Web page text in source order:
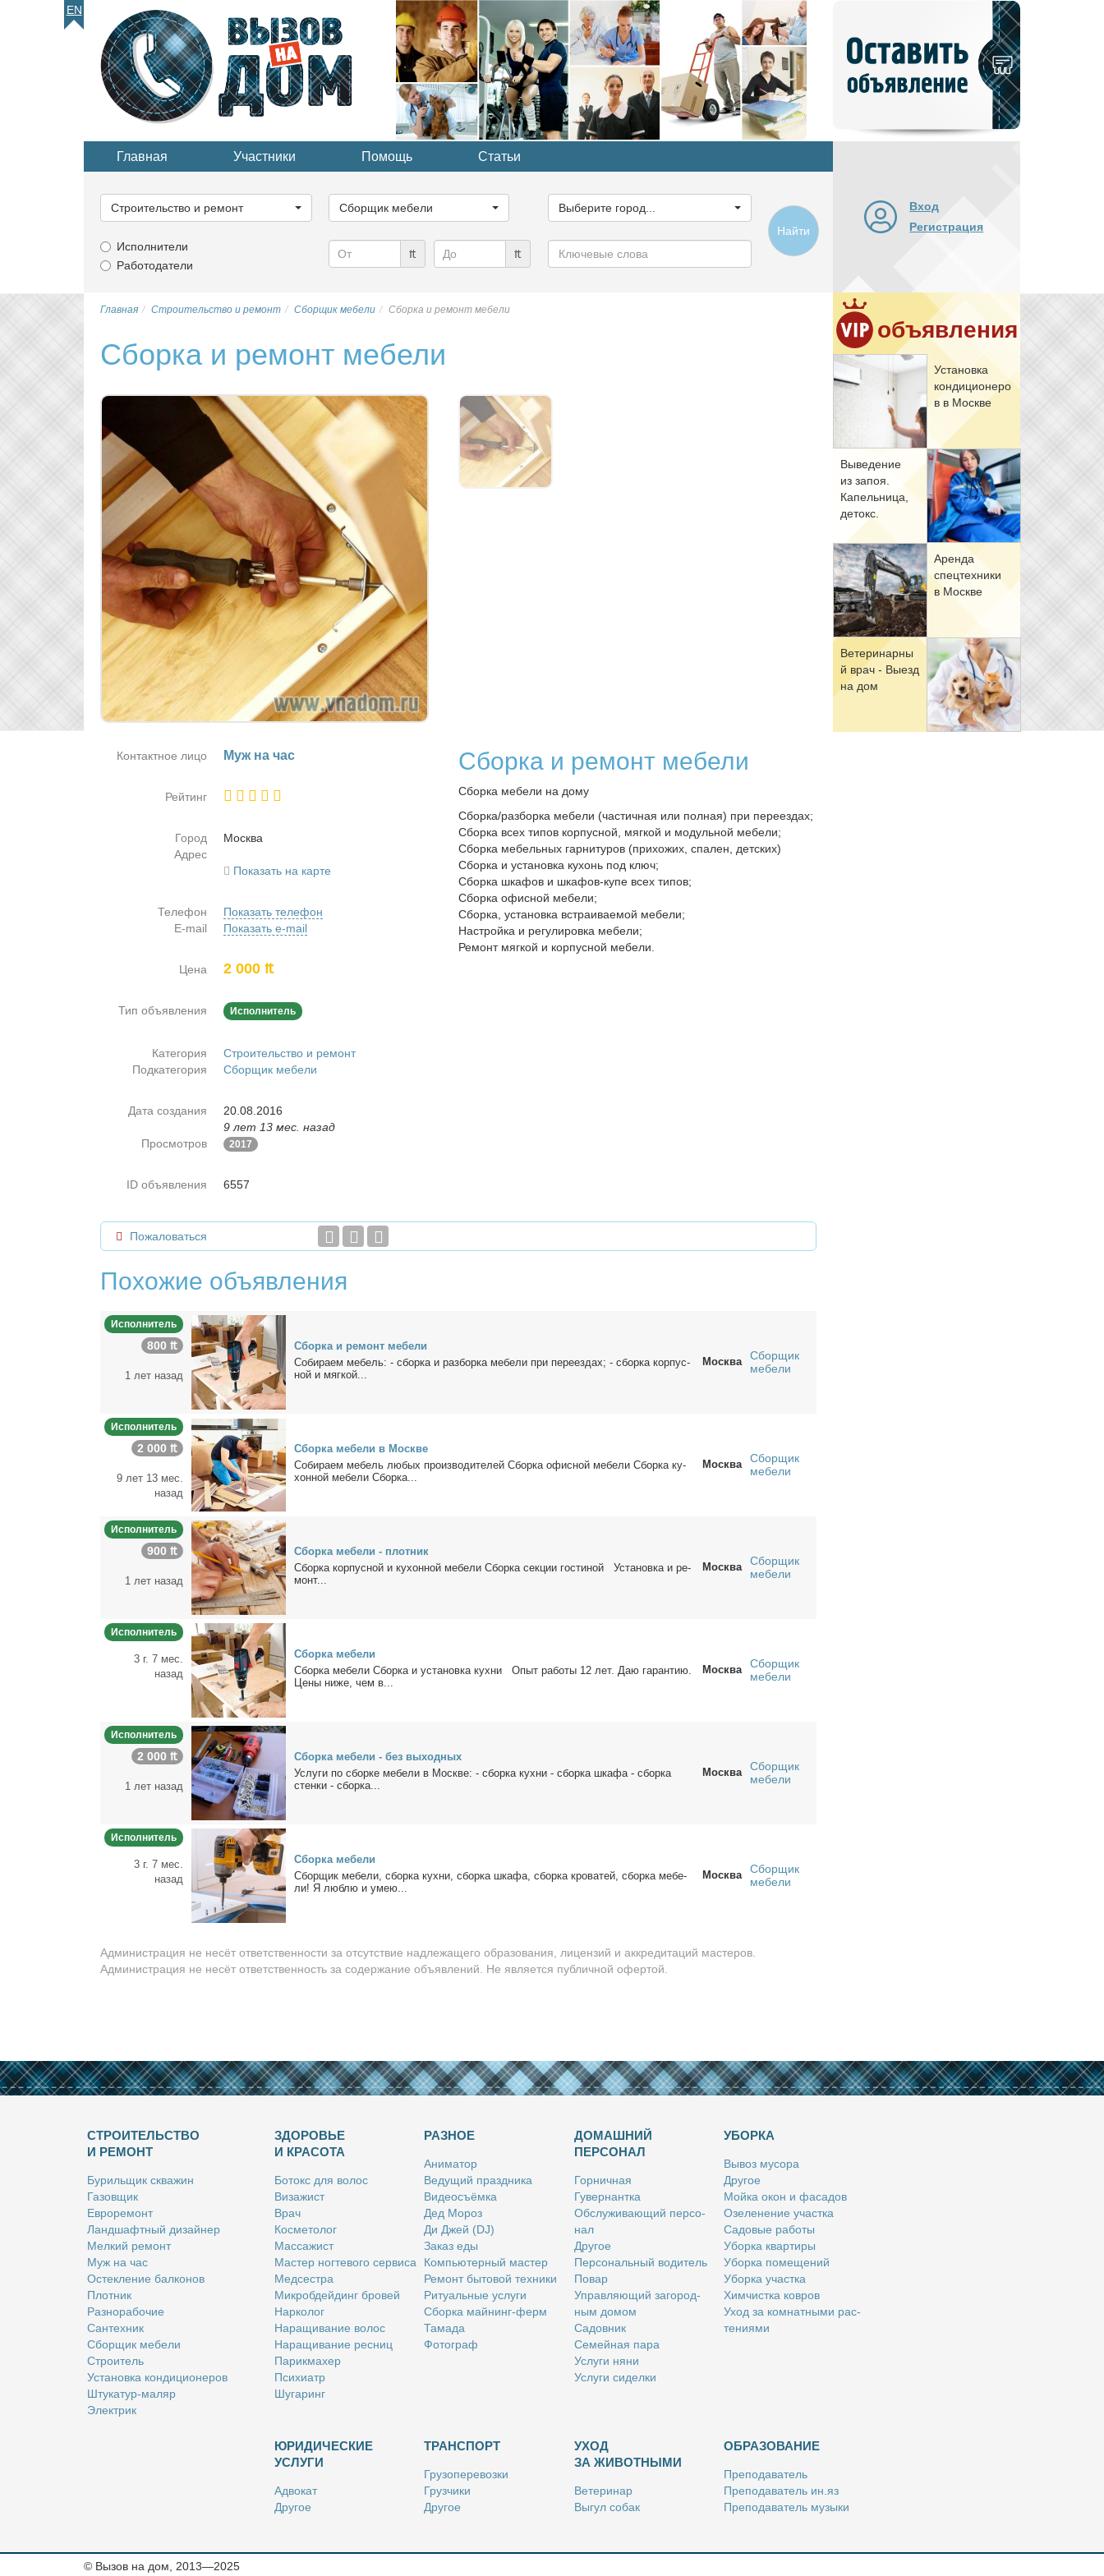
EN
объявление
Главная Участники Помощь Статьи
категорию...
Строительство и ремонт
категорию...
Сборщик мебели
город...
Выберите город...
Исполнители
Работодатели
₶ ₶
Ключевые
слова
Найти
Вход
Регистрация
объявления
Уста­нов­ка
кон­ди­ци­о­не­ро
в в Москве
Вы­ве­де­ние
из за­поя.
Ка­пель­ни­ца,
де­токс.
Арен­да
спец­тех­ни­ки
в Москве
Ве­те­ри­нар­ны
й врач - Вы­езд
на дом
Главная Строительство и ремонт Сборщик мебели Сборка и ремонт мебели
Сборка и ремонт мебели
Сборка и ремонт мебели
Сборка мебели на дому
Сборка/разборка мебели (частичная или полная) при переездах;
Сборка всех типов корпусной, мягкой и модульной мебели;
Сборка мебельных гарнитуров (прихожих, спален, детских)
Сборка и установка кухонь под ключ;
Сборка шкафов и шкафов-купе всех типов;
Сборка офисной мебели;
Сборка, установка встраиваемой мебели;
Настройка и регулировка мебели;
Ремонт мягкой и корпусной мебели.
Контактное лицо Муж на час
Рейтинг
Город
Москва
Адрес
Показать на карте
Телефон
Показать телефон
E-mail
Показать e-mail
Цена 2 000 ₶
Тип объявления Исполнитель
Категория
Строительство и ремонт
Подкатегория
Сборщик мебели
Дата создания
20.08.2016
9 лет 13 мес. назад
Просмотров
2017
ID объявления 6557
Пожаловаться
Похожие объявления
Исполнитель
800 ₶
1 лет назад
Сбор­ка и ре­монт ме­бе­ли
Со­би­ра­ем ме­бель: - сбор­ка и раз­бор­ка ме­бе­ли при пе­ре­ез­дах; - сбор­ка кор­пус­
ной и мяг­кой...
Москва
Сборщик
мебели
Исполнитель
2 000 ₶
9 лет 13 мес.
назад
Сбор­ка ме­бе­ли в Москве
Со­би­ра­ем ме­бель лю­бых про­из­во­ди­те­лей Сбор­ка офис­ной ме­бе­ли Сбор­ка ку­
хон­ной ме­бе­ли Сбор­ка...
Москва
Сборщик
мебели
Исполнитель
900 ₶
1 лет назад
Сбор­ка ме­бе­ли - плот­ник
Сбор­ка кор­пус­ной и ку­хон­ной ме­бе­ли Сбор­ка сек­ции го­сти­ной Уста­нов­ка и ре­
монт...
Москва
Сборщик
мебели
Исполнитель
3 г. 7 мес.
назад
Сбор­ка ме­бе­ли
Сбор­ка ме­бе­ли Сбор­ка и уста­нов­ка кух­ни Опыт ра­бо­ты 12 лет. Даю га­ран­тию.
Це­ны ни­же, чем в...
Москва
Сборщик
мебели
Исполнитель
2 000 ₶
1 лет назад
Сбор­ка ме­бе­ли - без вы­ход­ных
Услу­ги по сбор­ке ме­бе­ли в Москве: - сбор­ка кух­ни - сбор­ка шка­фа - сбор­ка
стен­ки - сбор­ка...
Москва
Сборщик
мебели
Исполнитель
3 г. 7 мес.
назад
Сбор­ка ме­бе­ли
Сбор­щик ме­бе­ли, сбор­ка кух­ни, сбор­ка шка­фа, сбор­ка кро­ва­тей, сбор­ка ме­бе­
ли! Я люб­лю и умею...
Москва
Сборщик
мебели
Администрация не несёт ответственности за отсутствие надлежащего образования, лицензий и аккредитаций мастеров.
Администрация не несёт ответственность за содержание объявлений. Не является публичной офертой.
СТРОИТЕЛЬСТВО
И РЕМОНТ
Бу­риль­щик сква­жин
Га­зов­щик
Ев­ро­ре­монт
Ланд­шафт­ный ди­зай­нер
Мел­кий ре­монт
Муж на час
Остек­ле­ние бал­ко­нов
Плот­ник
Раз­но­ра­бо­чие
Сан­тех­ник
Сбор­щик ме­бе­ли
Стро­и­тель
Уста­нов­ка кон­ди­ци­о­не­ров
Шту­ка­тур-ма­ляр
Элек­трик
ЗДОРОВЬЕ
И КРАСОТА
Бо­токс для во­лос
Ви­за­жист
Врач
Кос­ме­то­лог
Мас­са­жист
Ма­стер ног­те­во­го сер­ви­са
Мед­сест­ра
Мик­роб­дей­динг бро­вей
Нар­ко­лог
На­ра­щи­ва­ние во­лос
На­ра­щи­ва­ние рес­ниц
Па­рик­махер
Пси­хи­атр
Шу­га­ринг
РАЗНОЕ
Ани­ма­тор
Ве­ду­щий празд­ни­ка
Ви­део­съём­ка
Дед Мо­роз
Ди Джей (DJ)
За­каз еды
Ком­пью­тер­ный ма­стер
Ре­монт бы­то­вой тех­ни­ки
Ри­ту­аль­ные услу­ги
Сбор­ка май­нинг-ферм
Та­ма­да
Фо­то­граф
ДОМАШНИЙ
ПЕРСОНАЛ
Гор­нич­ная
Гу­вер­нант­ка
Об­слу­жи­ва­ю­щий пер­со­
нал
Дру­гое
Пер­со­наль­ный во­ди­тель
По­вар
Управ­ля­ю­щий за­го­род­
ным до­мом
Са­дов­ник
Се­мей­ная па­ра
Услу­ги ня­ни
Услу­ги си­дел­ки
УБОРКА
Вы­воз му­со­ра
Дру­гое
Мой­ка окон и фа­са­дов
Озе­ле­не­ние участ­ка
Са­до­вые ра­бо­ты
Убор­ка квар­ти­ры
Убор­ка по­ме­ще­ний
Убор­ка участ­ка
Хим­чист­ка ков­ров
Уход за ком­нат­ны­ми рас­
те­ни­я­ми
ЮРИДИЧЕСКИЕ
УСЛУГИ
Адво­кат
Дру­гое
Ри­эл­тор
ТРАНСПОРТ
Гру­зо­пе­ре­воз­ки
Груз­чи­ки
Дру­гое
Так­си
УХОД
ЗА ЖИВОТНЫМИ
Ве­те­ри­нар
Вы­гул со­бак
Стриж­ка жи­вот­ных
ОБРАЗОВАНИЕ
Пре­по­да­ва­тель
Пре­по­да­ва­тель ин.яз
Пре­по­да­ва­тель му­зы­ки
© Вызов на дом, 2013—2025